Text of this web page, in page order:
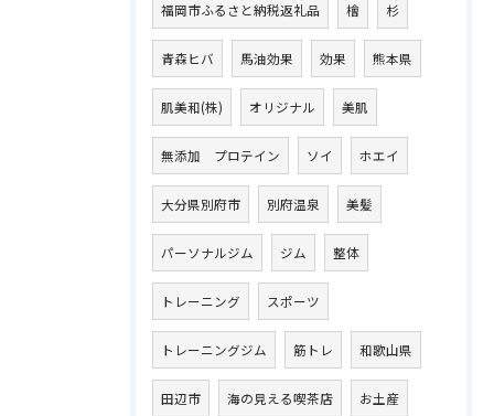
福岡市ふるさと納税返礼品 檜 杉
青森ヒバ 馬油効果 効果 熊本県
肌美和(株) オリジナル 美肌
無添加 プロテイン ソイ ホエイ
大分県別府市 別府温泉 美髪
パーソナルジム ジム 整体
トレーニング スポーツ
トレーニングジム 筋トレ 和歌山県
田辺市 海の見える喫茶店 お土産